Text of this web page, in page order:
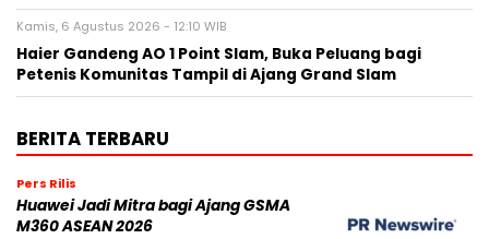
Kamis, 6 Agustus 2026 - 12:10 WIB
Haier Gandeng AO 1 Point Slam, Buka Peluang bagi
Petenis Komunitas Tampil di Ajang Grand Slam
BERITA TERBARU
Pers Rilis
Huawei Jadi Mitra bagi Ajang GSMA
M360 ASEAN 2026